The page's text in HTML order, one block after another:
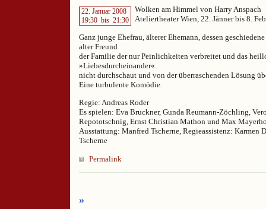
22. Januar 2008
19:30 bis 21:30
Wolken am Himmel von Harry Anspach
Ateliertheater Wien, 22. Jänner bis 8.
Ganz junge Ehefrau, älterer Ehemann, dessen
alter Freund
der Familie der nur Peinlichkeiten verbreitet und das
»Liebesdurcheinander«
nicht durchschaut und von der überraschenden Lösung
Eine turbulente Komödie.
Regie: Andreas Roder
Es spielen: Eva Bruckner, Gunda Reumann-Zöchling,
Repototschnig, Ernst Christian Mathon und Max
Ausstattung: Manfred Tscherne, Regieassistenz: Karmen
Tscherne
Permalink
»